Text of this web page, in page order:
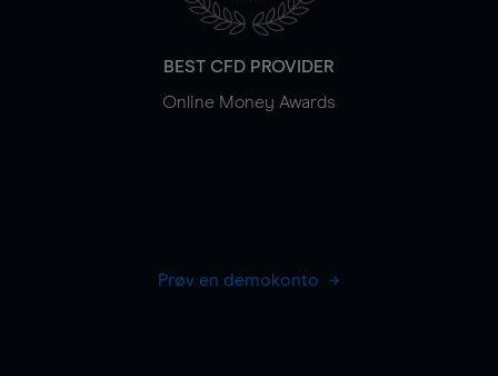
BEST CFD PROVIDER
Online Money Awards
Prøv en demokonto